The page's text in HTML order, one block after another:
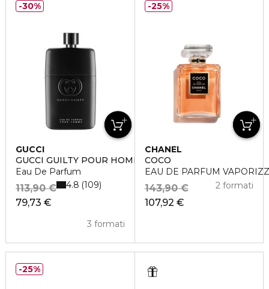
GUCCI
GUCCI GUILTY POUR HOMME
Eau De Parfum
79,73 €
113,90 €
3 formati
4.8 109
30%
CHANEL
COCO
EAU DE PARFUM
107,92 €
143,90 € 2 formati
25%
25%